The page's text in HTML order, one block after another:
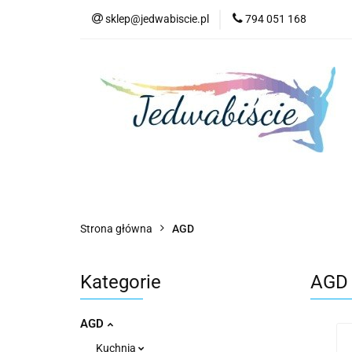
sklep@jedwabiscie.pl 794 051 168
Nowości
Strona główna AGD
Kategorie
AGD
Kuchnia
AGD